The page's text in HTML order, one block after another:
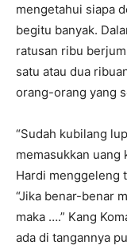
mengetahui siapa
begitu banyak.
ratusan ribu
satu atau dua
orang-orang yang
“Sudah kubilang
memasukkan uang
Hardi menggeleng
“Jika benar-benar
maka ….” Kang
ada di tangannya